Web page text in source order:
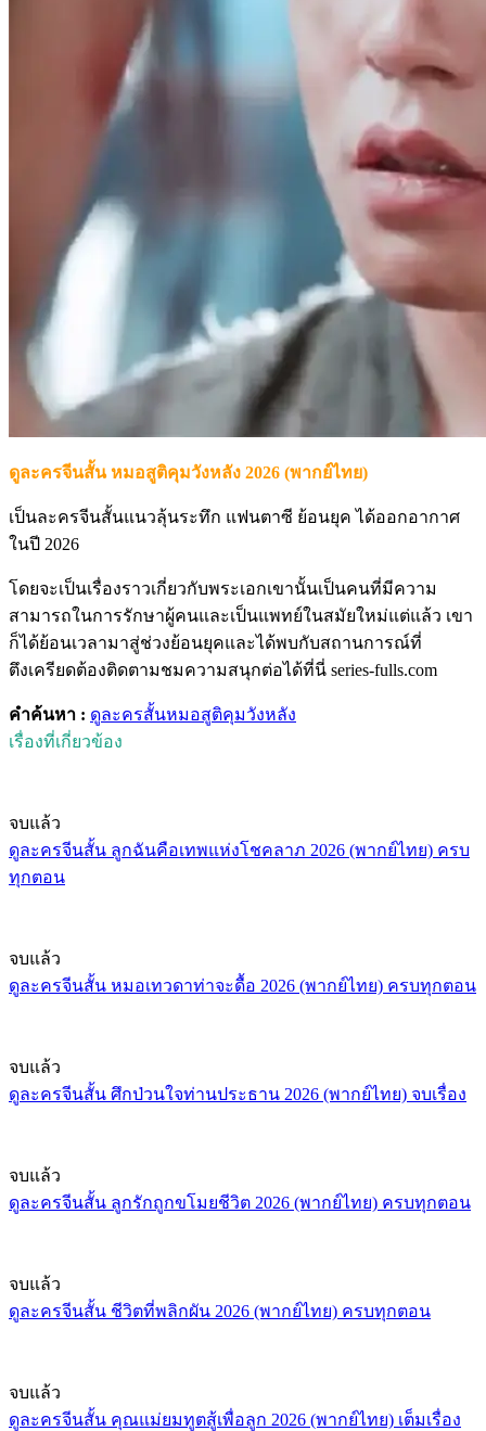
ดูละครจีนสั้น หมอสูติคุมวังหลัง 2026 (พากย์ไทย)
เป็นละครจีนสั้นแนวลุ้นระทึก แฟนตาซี ย้อนยุค ได้ออกอากาศ
ในปี 2026
โดยจะเป็นเรื่องราวเกี่ยวกับพระเอกเขานั้นเป็นคนที่มีความ
สามารถในการรักษาผู้คนและเป็นแพทย์ในสมัยใหม่แต่แล้ว เขา
ก็ได้ย้อนเวลามาสู่ช่วงย้อนยุคและได้พบกับสถานการณ์ที่
ตึงเครียดต้องติดตามชมความสนุกต่อได้ที่นี่ series-fulls.com
คำค้นหา : ดูละครสั้นหมอสูติคุมวังหลัง
เรื่องที่เกี่ยวข้อง
จบแล้ว
ดูละครจีนสั้น ลูกฉันคือเทพแห่งโชคลาภ 2026 (พากย์ไทย) ครบ
ทุกตอน
จบแล้ว
ดูละครจีนสั้น หมอเทวดาท่าจะดื้อ 2026 (พากย์ไทย) ครบทุกตอน
จบแล้ว
ดูละครจีนสั้น ศึกป่วนใจท่านประธาน 2026 (พากย์ไทย) จบเรื่อง
จบแล้ว
ดูละครจีนสั้น ลูกรักถูกขโมยชีวิต 2026 (พากย์ไทย) ครบทุกตอน
จบแล้ว
ดูละครจีนสั้น ชีวิตที่พลิกผัน 2026 (พากย์ไทย) ครบทุกตอน
จบแล้ว
ดูละครจีนสั้น คุณแม่ยมทูตสู้เพื่อลูก 2026 (พากย์ไทย) เต็มเรื่อง